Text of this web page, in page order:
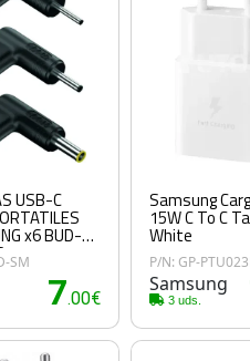
USB-C
x6 BUD-
SM
7.00€
Samsung
15W C To C
White
P/N: GP-
Samsung
3 uds.